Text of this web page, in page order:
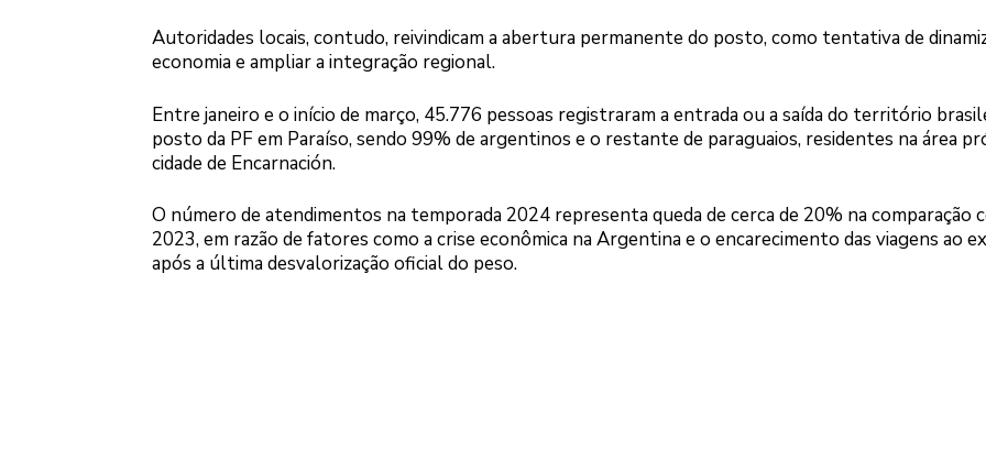
Autoridades locais, contudo, reivindicam a abertura permanente do posto, como tentativa de
economia e ampliar a integração regional.
Entre janeiro e o início de março, 45.776 pessoas registraram a entrada ou a saída do território
posto da PF em Paraíso, sendo 99% de argentinos e o restante de paraguaios, residentes na área
cidade de Encarnación.
O número de atendimentos na temporada 2024 representa queda de cerca de 20% na comparação
2023, em razão de fatores como a crise econômica na Argentina e o encarecimento das viagens ao
após a última desvalorização oficial do peso.